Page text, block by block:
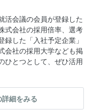
活会議の会員が登録した
式会社の採用倍率、選考
した「入社予定企業」
会社の採用大学なども掲
ひとつとして、ぜひ活用
細をみる